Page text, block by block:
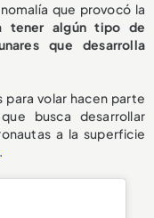
que provocó la
tener algún tipo de
que desarrolla
para volar hacen parte
busca desarrollar
a la superficie
.